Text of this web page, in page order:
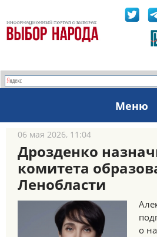
Меню
06 мая 2026, 11:04
Дрозденко
комитета
Ленобласти
о